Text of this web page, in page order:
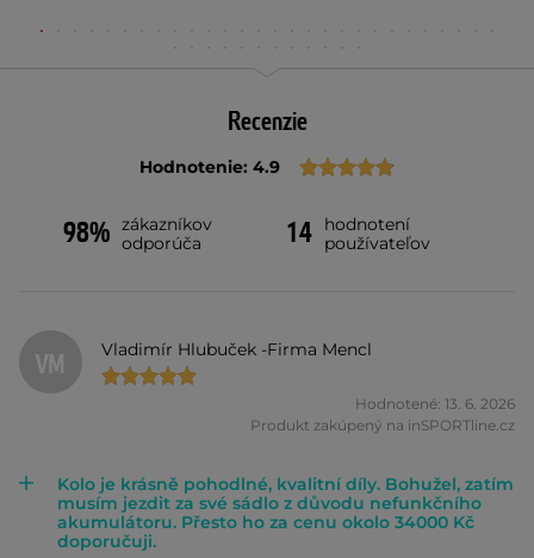
Recenzie
Hodnotenie: 4.9
98% zákazníkov
odporúča
14
hodnotení
používateľov
VM Vladimír Hlubuček -Firma Mencl
Hodnotené: 13. 6. 2026
Produkt zakúpený na inSPORTline.cz
Kolo je krásně pohodlné, kvalitní díly. Bohužel, zatím
musím jezdit za své sádlo z důvodu nefunkčního
akumulátoru. Přesto ho za cenu okolo 34000 Kč
doporučuji.